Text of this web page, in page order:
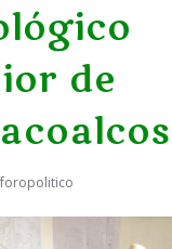
de
foropolitico